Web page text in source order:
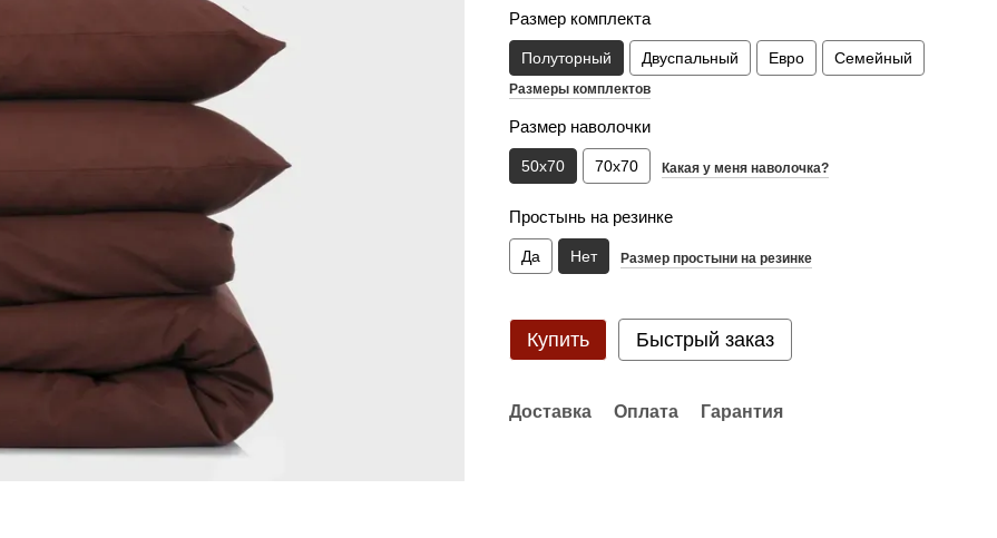
Размер комплекта
Полуторный Двуспальный Евро Семейный
Размеры комплектов
Размер наволочки
50x70 70x70 Какая у меня наволочка?
Простынь на резинке
Да Нет Размер простыни на резинке
Купить Быстрый заказ
Доставка Оплата Гарантия